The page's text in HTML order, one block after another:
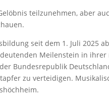
teilzunehmen, aber
seit dem 1. Juli 2025
Meilenstein in
Bundesrepublik
zu verteidigen.